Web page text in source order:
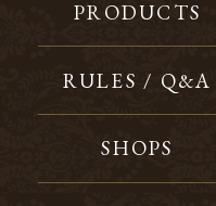
PRODUCTS
RULES / Q&A
SHOPS